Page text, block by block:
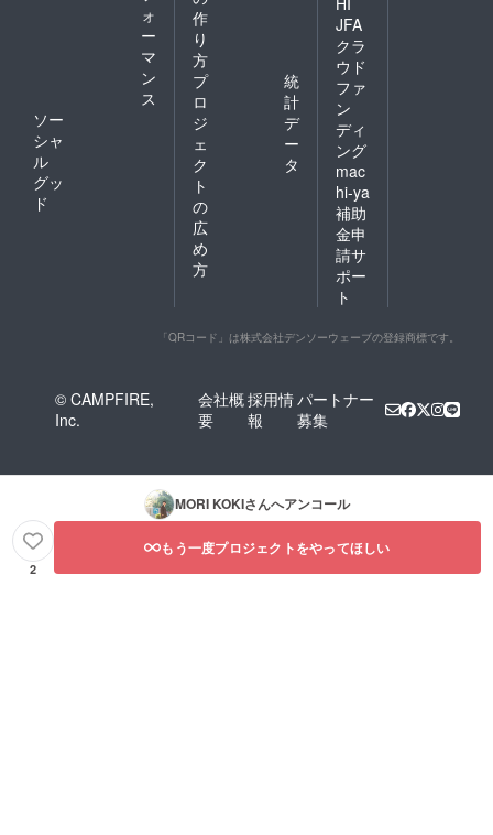
ォ
ー
マ
ン
ス
ソー
シャ
ル
グッ
ド
作
り
方
プ
ロ
ジ
ェ
ク
ト
の
広
め
方
統
計
デ
ー
タ
JFA
クラ
ウド
ファ
ン
ディ
ング
mac
hi-ya
補助
金申
請サ
ポー
ト
「QRコード」は株式会社デンソーウェーブの登録商標です。
© CAMPFIRE,
Inc.
会社概
要
採用情
報
パートナー
募集
MORI KOKIさんへアンコール
2
もう一度プロジェクトをやってほしい